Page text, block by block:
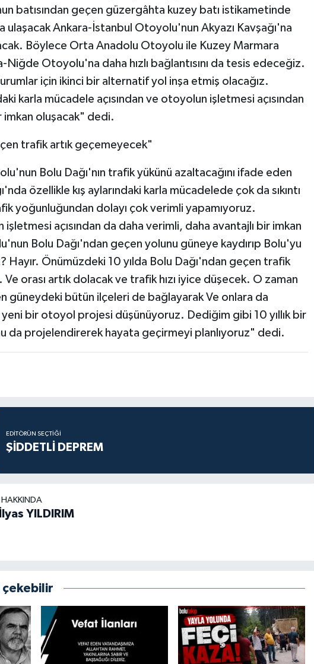
batısından geçen güzergâhta kuzey batı istikametinde
ulaşacak Ankara-İstanbul Otoyolu'nun Akyazı Kavşağı'na
Böylece Orta Anadolu Otoyolu ile Kuzey Marmara
Otoyolu'na daha hızlı bağlantısını da tesis edeceğiz.
için ikinci bir alternatif yol inşa etmiş olacağız.
karla mücadele açısından ve otoyolun işletmesi açısından
imkan oluşacak" dedi.
trafik artık geçemeyecek"
Bolu Dağı'nın trafik yükünü azaltacağını ifade eden
özellikle kış aylarındaki karla mücadelede çok da sıkıntı
yoğunluğundan dolayı çok verimli yapamıyoruz.
işletmesi açısından da daha verimli, daha avantajlı bir imkan
Bolu Dağı'ndan geçen yolunu güneye kaydırıp Bolu'yu
Hayır. Önümüzdeki 10 yılda Bolu Dağı'ndan geçen trafik
orası artık dolacak ve trafik hızı iyice düşecek. O zaman
güneydeki bütün ilçeleri de bağlayarak Ve onlara da
yeni bir otoyol projesi düşünüyoruz. Dediğim gibi 10 yıllık bir
da projelendirerek hayata geçirmeyi planlıyoruz" dedi.
EDITÖRÜN SEÇTIĞI
ŞİDDETLİ DEPREM
HAKKINDA
İlyas YILDIRIM
çekebilir